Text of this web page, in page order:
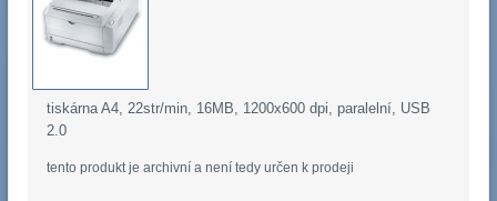
tiskárna A4, 22str/min, 16MB, 1200x600 dpi, paralelní, USB
2.0
tento produkt je archivní a není tedy určen k prodeji